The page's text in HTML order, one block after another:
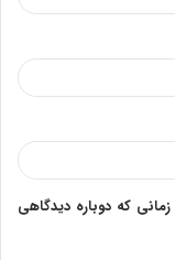
که دوباره دیدگاهی